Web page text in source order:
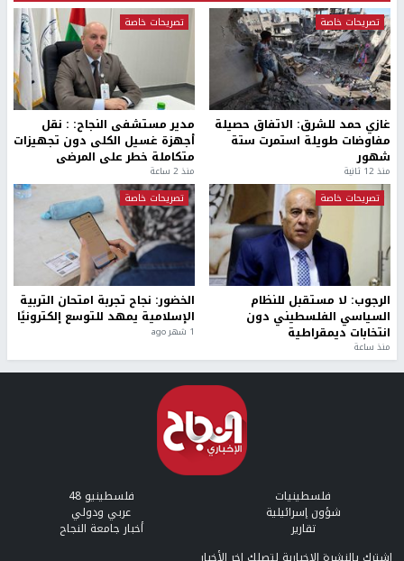
تصريحات خاصة
غازي حمد للشرق: الاتفاق حصيلة
مفاوضات طويلة استمرت ستة
شهور
منذ 12 ثانية
تصريحات خاصة
مدير مستشفى النجاح: : نقل
أجهزة غسيل الكلى دون تجهيزات
متكاملة خطر على المرضى
منذ 2 ساعة
تصريحات خاصة
الرجوب: لا مستقبل للنظام
السياسي الفلسطيني دون
انتخابات ديمقراطية
منذ ساعة
تصريحات خاصة
الخضور: نجاح تجربة امتحان التربية
الإسلامية يمهد للتوسع إلكترونيًا
1 شهر ago
فلسطينيات فلسطينيو 48
شؤون إسرائيلية عربي ودولي
تقارير
أخبار جامعة النجاح